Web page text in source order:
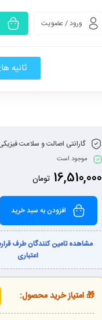
ورود / عضویت
ثانیه
گارانتی اصالت و سلامت
موجود است
16,510,000 تومان
افزودن به سبد خرید
مشاهده تامین کنندگان طرف
اعتباری
🎁 امتیاز خرید محصول: